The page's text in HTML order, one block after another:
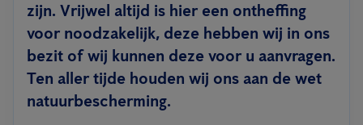
zijn. Vrijwel altijd is hier een ontheffing
voor noodzakelijk, deze hebben wij in ons
bezit of wij kunnen deze voor u aanvragen.
Ten aller tijde houden wij ons aan de wet
natuurbescherming.